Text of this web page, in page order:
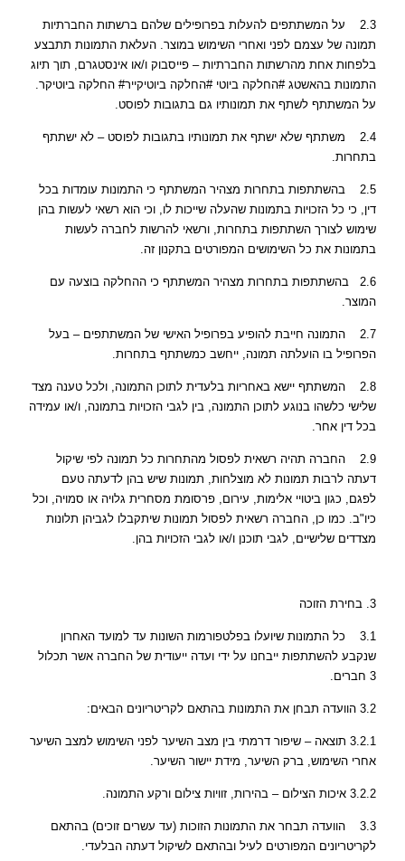
2.3 על המשתתפים להעלות בפרופילים שלהם ברשתות החברתיות
תמונה של עצמם לפני ואחרי השימוש במוצר. העלאת התמונות תתבצע
בלפחות אחת מהרשתות החברתיות – פייסבוק ו/או אינסטגרם, תוך תיוג
התמונות בהאשטג #החלקה ביוטי #החלקה ביוטיקייר# החלקה ביוטיקר.
על המשתתף לשתף את תמונותיו גם בתגובות לפוסט.
2.4 משתתף שלא ישתף את תמונותיו בתגובות לפוסט – לא ישתתף
בתחרות.
2.5 בהשתתפות בתחרות מצהיר המשתתף כי התמונות עומדות בכל
דין, כי כל הזכויות בתמונות שהעלה שייכות לו, וכי הוא רשאי לעשות בהן
שימוש לצורך השתתפות בתחרות, ורשאי להרשות לחברה לעשות
בתמונות את כל השימושים המפורטים בתקנון זה.
2.6 בהשתתפות בתחרות מצהיר המשתתף כי ההחלקה בוצעה עם
המוצר.
2.7 התמונה חייבת להופיע בפרופיל האישי של המשתתפים – בעל
הפרופיל בו הועלתה תמונה, ייחשב כמשתתף בתחרות.
2.8 המשתתף יישא באחריות בלעדית לתוכן התמונה, ולכל טענה מצד
שלישי כלשהו בנוגע לתוכן התמונה, בין לגבי הזכויות בתמונה, ו/או עמידה
בכל דין אחר.
2.9 החברה תהיה רשאית לפסול מהתחרות כל תמונה לפי שיקול
דעתה לרבות תמונות לא מוצלחות, תמונות שיש בהן לדעתה טעם
לפגם, כגון ביטויי אלימות, עירום, פרסומת מסחרית גלויה או סמויה, וכל
כיו"ב. כמו כן, החברה רשאית לפסול תמונות שיתקבלו לגביהן תלונות
מצדדים שלישיים, לגבי תוכנן ו/או לגבי הזכויות בהן.
3. בחירת הזוכה
3.1 כל התמונות שיועלו בפלטפורמות השונות עד למועד האחרון
שנקבע להשתתפות ייבחנו על ידי ועדה ייעודית של החברה אשר תכלול
3 חברים.
3.2 הוועדה תבחן את התמונות בהתאם לקריטריונים הבאים:
3.2.1 תוצאה – שיפור דרמתי בין מצב השיער לפני השימוש למצב השיער
אחרי השימוש, ברק השיער, מידת יישור השיער.
3.2.2 איכות הצילום – בהירות, זוויות צילום ורקע התמונה.
3.3 הוועדה תבחר את התמונות הזוכות (עד עשרים זוכים) בהתאם
לקריטריונים המפורטים לעיל ובהתאם לשיקול דעתה הבלעדי.